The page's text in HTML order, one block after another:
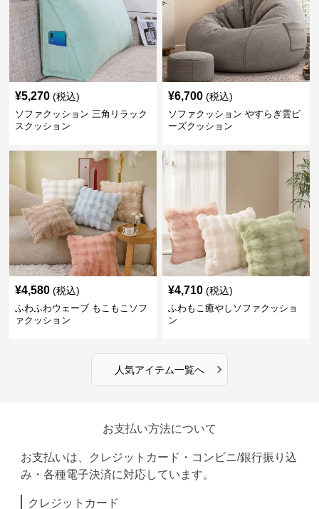
¥5,270 (税込)
ソファクッション 三角リラック
スクッション
¥6,700 (税込)
ソファクッション やすらぎ雲ビ
ーズクッション
¥4,580 (税込)
ふわふわウェーブ もこもこソフ
ァクッション
¥4,710 (税込)
ふわもこ癒やしソファクッショ
ン
人気アイテム一覧へ ›
お支払い方法について
お支払いは、クレジットカード・コンビニ/銀行振り込
み・各種電子決済に対応しています。
クレジットカード